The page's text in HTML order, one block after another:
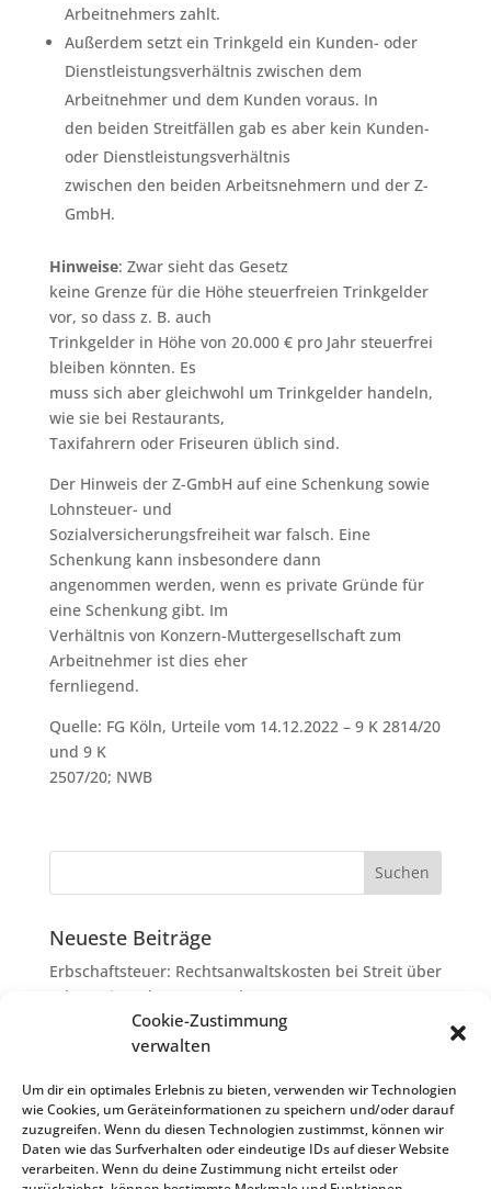
Cookie-Zustimmung
verwalten
Um dir ein optimales Erlebnis zu bieten, verwenden wir Technologien
wie Cookies, um Geräteinformationen zu speichern und/oder darauf
zuzugreifen. Wenn du diesen Technologien zustimmst, können wir
Daten wie das Surfverhalten oder eindeutige IDs auf dieser Website
verarbeiten. Wenn du deine Zustimmung nicht erteilst oder
Arbeitnehmers zahlt.
Außerdem setzt ein Trinkgeld ein Kunden- oder
Dienstleistungsverhältnis zwischen dem
Arbeitnehmer und dem Kunden voraus. In
den beiden Streitfällen gab es aber kein Kunden-
oder Dienstleistungsverhältnis
zwischen den beiden Arbeitsnehmern und der Z-
GmbH.
Hinweise: Zwar sieht das Gesetz
keine Grenze für die Höhe steuerfreien Trinkgelder
vor, so dass z. B. auch
Trinkgelder in Höhe von 20.000 € pro Jahr steuerfrei
bleiben könnten. Es
muss sich aber gleichwohl um Trinkgelder handeln,
wie sie bei Restaurants,
Taxifahrern oder Friseuren üblich sind.
Der Hinweis der Z-GmbH auf eine Schenkung sowie
Lohnsteuer- und
Sozialversicherungsfreiheit war falsch. Eine
Schenkung kann insbesondere dann
angenommen werden, wenn es private Gründe für
eine Schenkung gibt. Im
Verhältnis von Konzern-Muttergesellschaft zum
Arbeitnehmer ist dies eher
fernliegend.
Quelle: FG Köln, Urteile vom 14.12.2022 – 9 K 2814/20
und 9 K
2507/20; NWB
Neueste Beiträge
Erbschaftsteuer: Rechtsanwaltskosten bei Streit über
Erbauseinandersetzung als
Nachlassverbindlichkeiten
Umsatzsteuer-Umrechnungskurse Juli 2026
Keine Steuerfreiheit eines sog. Konfusionsgewinns
bei Mutterkapitalgesellschaft
Schenkungsteuer: Zinssatz von 5,5 % für die
Bewertung von Leibrenten verfassungsgemäß